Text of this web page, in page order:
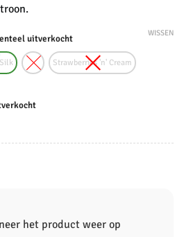
uitverkocht
Strawberries 'n' Cream
WISSEN
het product weer op